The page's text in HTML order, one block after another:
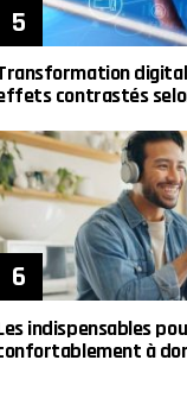
contrastés
indispensables
à